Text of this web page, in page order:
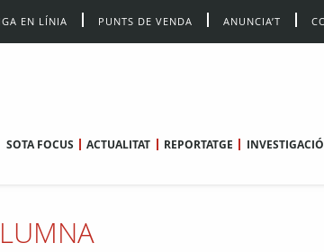
EN LÍNIA PUNTS DE VENDA ANUNCIA’T
SOTA FOCUS ACTUALITAT REPORTATGE INVESTIGACIÓ